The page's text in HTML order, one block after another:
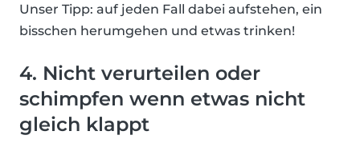
Unser Tipp: auf jeden Fall dabei aufstehen, ein
bisschen herumgehen und etwas trinken!
4. Nicht verurteilen oder
schimpfen wenn etwas nicht
gleich klappt